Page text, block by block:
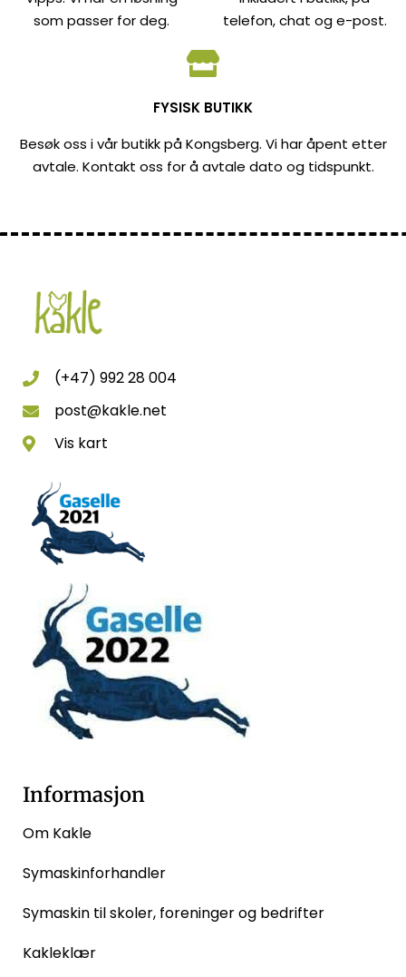
som passer for deg.
telefon, chat og e-post.
FYSISK BUTIKK
Besøk oss i vår butikk på Kongsberg. Vi har åpent etter
avtale. Kontakt oss for å avtale dato og tidspunkt.
(+47) 992 28 004
post@kakle.net
Vis kart
Informasjon
Om Kakle
Symaskinforhandler
Symaskin til skoler, foreninger og bedrifter
Kakleklær